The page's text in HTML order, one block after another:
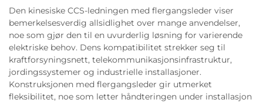
Den kinesiske CCS-ledningen med flergangsleder viser
bemerkelsesverdig allsidlighet over mange anvendelser,
noe som gjør den til en uvurderlig løsning for varierende
elektriske behov. Dens kompatibilitet strekker seg til
kraftforsyningsnett, telekommunikasjonsinfrastruktur,
jordingssystemer og industrielle installasjoner.
Konstruksjonen med flergangsleder gir utmerket
fleksibilitet, noe som letter håndteringen under installasjon